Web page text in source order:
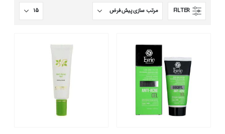
FILTER